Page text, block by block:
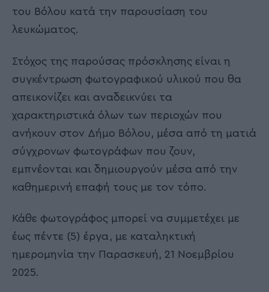
του Βόλου κατά την παρουσίαση του
λευκώματος.
Στόχος της παρούσας πρόσκλησης είναι η
συγκέντρωση φωτογραφικού υλικού που θα
απεικονίζει και αναδεικνύει τα
χαρακτηριστικά όλων των περιοχών που
ανήκουν στον Δήμο Βόλου, μέσα από τη ματιά
σύγχρονων φωτογράφων που ζουν,
εμπνέονται και δημιουργούν μέσα από την
καθημερινή επαφή τους με τον τόπο.
Κάθε φωτογράφος μπορεί να συμμετέχει με
έως πέντε (5) έργα, με καταληκτική
ημερομηνία την Παρασκευή, 21 Νοεμβρίου
2025.